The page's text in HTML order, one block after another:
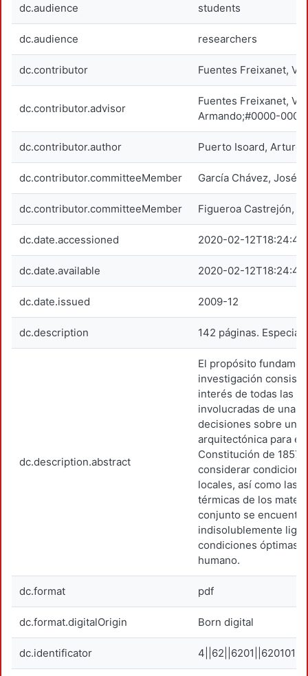
dc.audience students
dc.audience researchers
dc.contributor Fuentes Freixanet,
dc.contributor.advisor
Fuentes Freixanet,
Armando;#0000-
dc.contributor.author Puerto Isoard, Arturo
dc.contributor.committeeMember García Chávez, José
dc.contributor.committeeMember Figueroa Castrejón,
dc.date.accessioned 2020-02-
dc.date.available 2020-02-
dc.date.issued 2009-12
dc.description 142 páginas.
dc.description.abstract
El propósito
investigación
interés de todas las
involucradas de una
decisiones sobre una
arquitectónica para el
Constitución de
considerar
locales, así como las
térmicas de los
conjunto se
indisolublemente
condiciones óptimas
humano.
dc.format pdf
dc.format.digitalOrigin Born digital
dc.identificator 4||62||6201||620101